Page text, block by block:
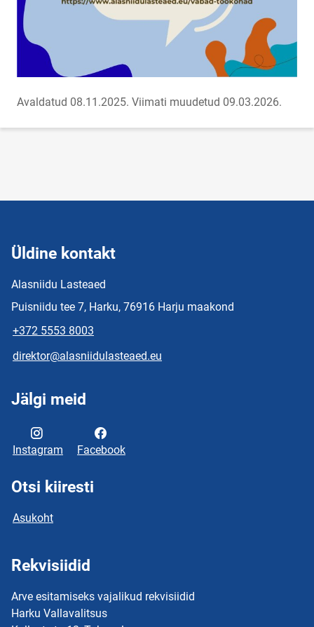
Avaldatud 08.11.2025. Viimati muudetud 09.03.2026.
Üldine kontakt
Alasniidu Lasteaed
Puisniidu tee 7, Harku, 76916 Harju maakond
+372 5553 8003
direktor@alasniidulasteaed.eu
Jälgi meid
Instagram Facebook
Otsi kiiresti
Asukoht
Rekvisiidid
Arve esitamiseks vajalikud rekvisiidid
Harku Vallavalitsus